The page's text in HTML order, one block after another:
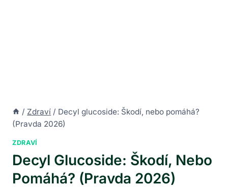
/ Zdraví / Decyl glucoside: Škodí, nebo pomáhá?
(Pravda 2026)
ZDRAVÍ
Decyl Glucoside: Škodí, Nebo
Pomáhá? (Pravda 2026)